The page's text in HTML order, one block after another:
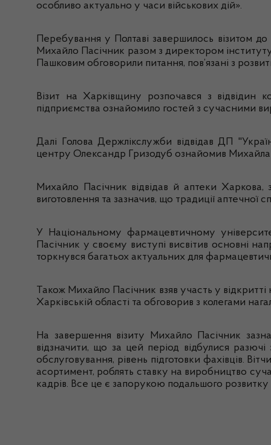
особливо актуально у часи військових дій».
Перебування у Полтаві завершилось візитом до
Михайло Пасічник разом з директором
Пашковим обговорили питання, пов’язані з
Візит на Харківщину розпочався з відвідин
підприємства ознайомило гостей з сучасними
Далі ГоловаДержлікслужби відвідав ДП "
центру Олександр Гризодуб ознайомив Михайла
Михайло Пасічник відвідав й аптеки Харкова,
виготовлення та зазначив, що традиції аптечної
У Національному фармацевтичному
Пасічник у своєму виступі висвітив основні
торкнувся багатьох актуальних для
Також Михайло Пасічник взяв участь у відкритті
Харківській області та обговорив з колегами
На завершення візиту Михайло Пасічник
відзначити, що за цей період відбулися разючі
обслуговування, рівень підготовки фахівців.
асортимент, роблять ставку на виробництво
кадрів. Все це є запорукою подальшого розвитку